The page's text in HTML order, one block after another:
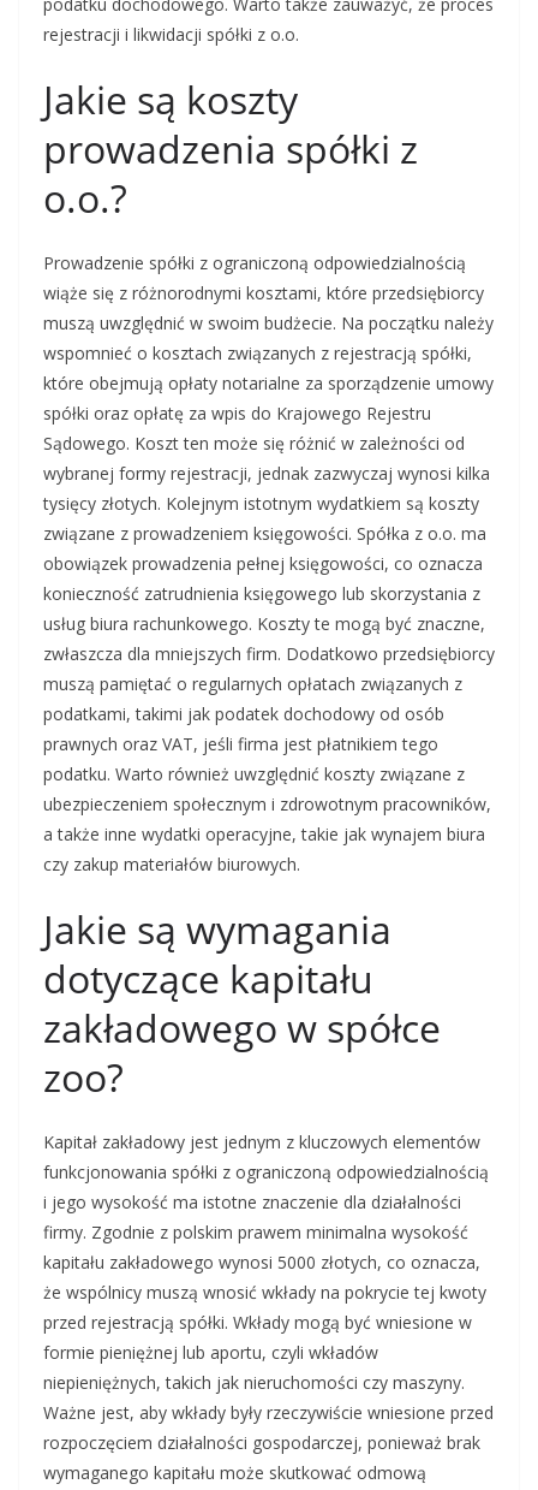
rejestracji i likwidacji spółki z o.o.
Jakie są koszty
prowadzenia spółki z
o.o.?
Prowadzenie spółki z ograniczoną odpowiedzialnością
wiąże się z różnorodnymi kosztami, które przedsiębiorcy
muszą uwzględnić w swoim budżecie. Na początku należy
wspomnieć o kosztach związanych z rejestracją spółki,
które obejmują opłaty notarialne za sporządzenie umowy
spółki oraz opłatę za wpis do Krajowego Rejestru
Sądowego. Koszt ten może się różnić w zależności od
wybranej formy rejestracji, jednak zazwyczaj wynosi kilka
tysięcy złotych. Kolejnym istotnym wydatkiem są koszty
związane z prowadzeniem księgowości. Spółka z o.o. ma
obowiązek prowadzenia pełnej księgowości, co oznacza
konieczność zatrudnienia księgowego lub skorzystania z
usług biura rachunkowego. Koszty te mogą być znaczne,
zwłaszcza dla mniejszych firm. Dodatkowo przedsiębiorcy
muszą pamiętać o regularnych opłatach związanych z
podatkami, takimi jak podatek dochodowy od osób
prawnych oraz VAT, jeśli firma jest płatnikiem tego
podatku. Warto również uwzględnić koszty związane z
ubezpieczeniem społecznym i zdrowotnym pracowników,
a także inne wydatki operacyjne, takie jak wynajem biura
czy zakup materiałów biurowych.
Jakie są wymagania
dotyczące kapitału
zakładowego w spółce
zoo?
Kapitał zakładowy jest jednym z kluczowych elementów
funkcjonowania spółki z ograniczoną odpowiedzialnością
i jego wysokość ma istotne znaczenie dla działalności
firmy. Zgodnie z polskim prawem minimalna wysokość
kapitału zakładowego wynosi 5000 złotych, co oznacza,
że wspólnicy muszą wnosić wkłady na pokrycie tej kwoty
przed rejestracją spółki. Wkłady mogą być wniesione w
formie pieniężnej lub aportu, czyli wkładów
niepieniężnych, takich jak nieruchomości czy maszyny.
Ważne jest, aby wkłady były rzeczywiście wniesione przed
rozpoczęciem działalności gospodarczej, ponieważ brak
wymaganego kapitału może skutkować odmową